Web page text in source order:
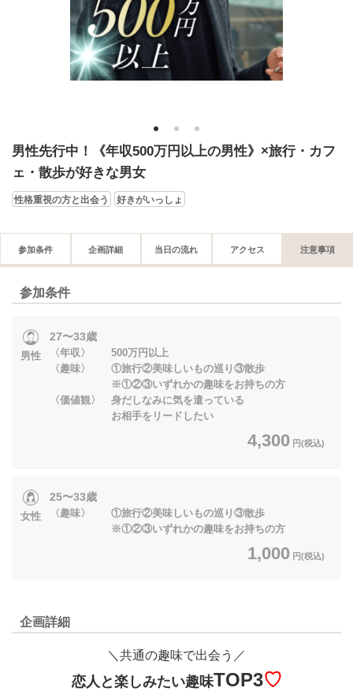
1 2 3
男性先行中！《年収500万円以上の男性》×旅行・カフ
ェ・散歩が好きな男女
性格重視の方と出会う 好きがいっしょ
参加条件 企画詳細 当日の流れ アクセス 注意事項
参加条件
男性
27〜33歳
〈年収〉 500万円以上
〈趣味〉 ①旅行②美味しいもの巡り③散歩
※①②③いずれかの趣味をお持ちの方
〈価値観〉 身だしなみに気を遣っている
お相手をリードしたい
4,300 円(税込)
女性
25〜33歳
〈趣味〉 ①旅行②美味しいもの巡り③散歩
※①②③いずれかの趣味をお持ちの方
1,000 円(税込)
企画詳細
＼共通の趣味で出会う／
恋人と楽しみたい趣味TOP3♡